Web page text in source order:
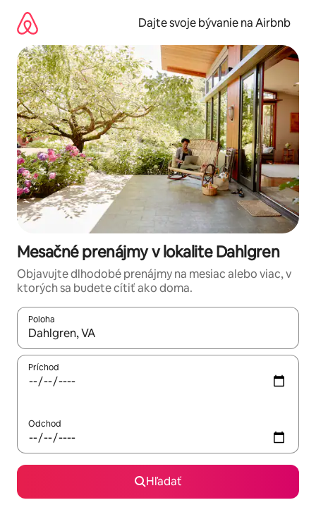
obsah.
Dajte svoje bývanie na Airbnb
Mesačné prenájmy v lokalite Dahlgren
Objavujte dlhodobé prenájmy na mesiac alebo viac, v
ktorých sa budete cítiť ako doma.
Poloha
Keď budú výsledky k dispozícii, môžete si ich prechádzať
Príchod
Odchod
Hľadať